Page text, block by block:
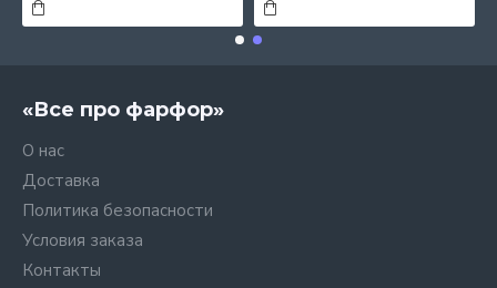
«Все про фарфор»
О нас
Доставка
Политика безопасности
Условия заказа
Контакты